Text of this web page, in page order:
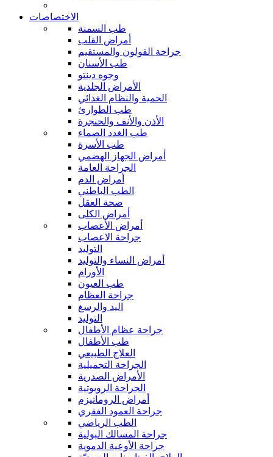
الاختصاصات
طب السمنة
أمراض القلب
جراحة القولون والمستقيم
طب الأسنان
وجوه دينتو
الأمراض الجلدية
الحمية والنظام الغذائي
طب الطوارئ
الأذن والأنف والحنجرة
طب الغدد الصماء
طب الأسرة
أمراض الجهاز الهضمي
الجراحة العامة
أمراض الدم
الطب الباطني
صحة العقل
أمراض الكلى
أمراض الأعصاب
جراحة الاعصاب
التوليد
أمراض النساء والتوليد
الأورام
طب العيون
جراحة العظام
اليد والرسغ
التوليد
جراحة عظام الأطفال
طب الأطفال
العلاج الطبيعي
الجراحة التجميلية
الأمراض الصدرية
الجراحة الروبوتية
أمراض الروماتيزم
جراحة العمود الفقري
الطب الرياضي
جراحة المسالك البولية
جراحة الأوعية الدموية